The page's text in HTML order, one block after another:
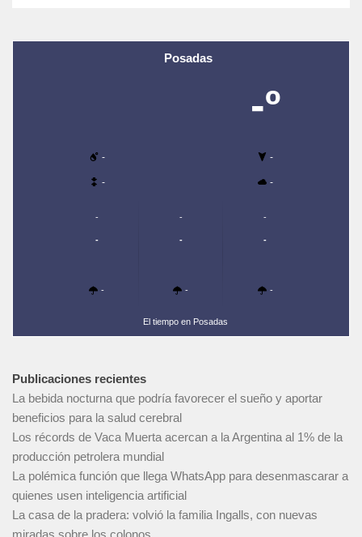
Posadas
-º
- -
- -
-
-
-
-
-
-
-
-
-
El tiempo en Posadas
Publicaciones recientes
La bebida nocturna que podría favorecer el sueño y aportar
beneficios para la salud cerebral
Los récords de Vaca Muerta acercan a la Argentina al 1% de la
producción petrolera mundial
La polémica función que llega WhatsApp para desenmascarar a
quienes usen inteligencia artificial
La casa de la pradera: volvió la familia Ingalls, con nuevas
miradas sobre los colonos